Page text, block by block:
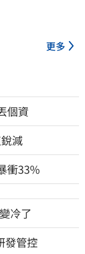
更多
個資
減
衝33%
冷了
發管控